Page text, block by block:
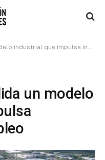
que impulsa inversiones y empleo
un modelo